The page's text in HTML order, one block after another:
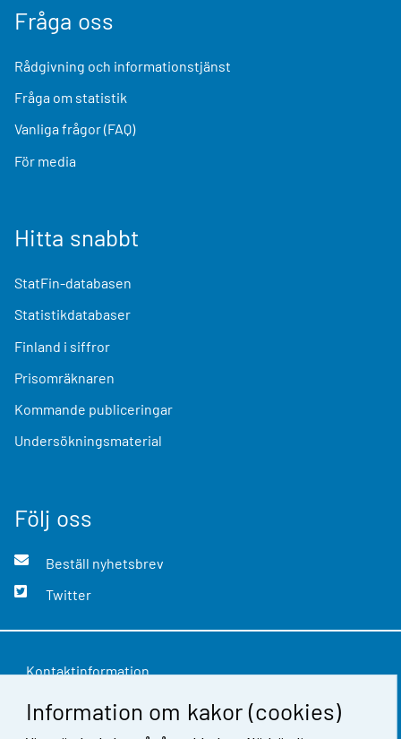
Information om kakor (cookies)
Fråga oss
Rådgivning och informationstjänst
Fråga om statistik
Vanliga frågor (FAQ)
För media
Hitta snabbt
StatFin-databasen
Statistikdatabaser
Finland i siffror
Prisomräknaren
Kommande publiceringar
Undersökningsmaterial
Följ oss
Beställ nyhetsbrev
Twitter
Kontaktinformation
Respons